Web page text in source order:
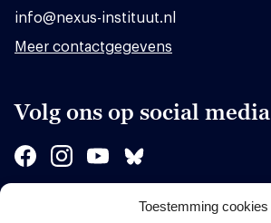
Toestemming cookies
info@nexus-instituut.nl
Meer contactgegevens
Volg ons op social media